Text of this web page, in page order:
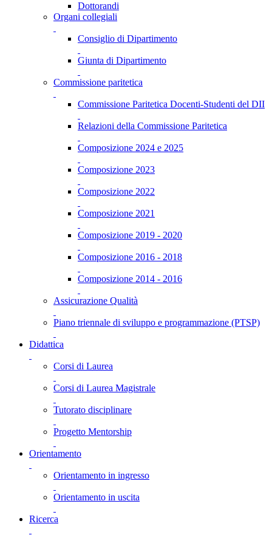
Dottorandi
Organi collegiali
Consiglio di Dipartimento
Giunta di Dipartimento
Commissione paritetica
Commissione Paritetica Docenti-Studenti del DII
Relazioni della Commissione Paritetica
Composizione 2024 e 2025
Composizione 2023
Composizione 2022
Composizione 2021
Composizione 2019 - 2020
Composizione 2016 - 2018
Composizione 2014 - 2016
Assicurazione Qualità
Piano triennale di sviluppo e programmazione (PTSP)
Didattica
Corsi di Laurea
Corsi di Laurea Magistrale
Tutorato disciplinare
Progetto Mentorship
Orientamento
Orientamento in ingresso
Orientamento in uscita
Ricerca